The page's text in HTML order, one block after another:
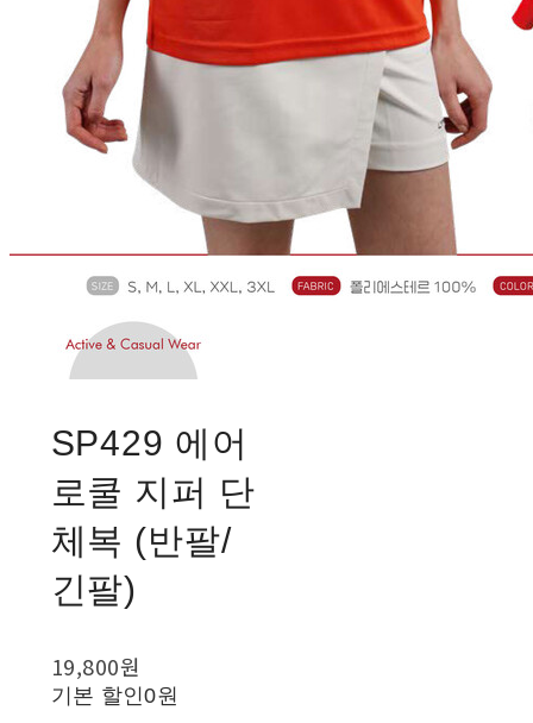
SP429 에어
로쿨 지퍼 단
체복 (반팔/
긴팔)
19,800원
기본 할인0원